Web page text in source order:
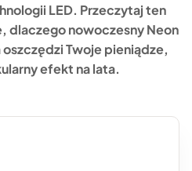
LED. Przeczytaj ten
dlaczego nowoczesny Neon
Twoje pieniądze,
efekt na lata.